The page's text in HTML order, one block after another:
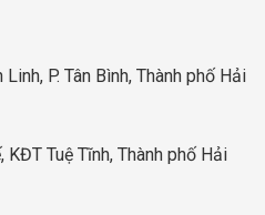
P. Tân Bình, Thành phố Hải
Tuệ Tĩnh, Thành phố Hải